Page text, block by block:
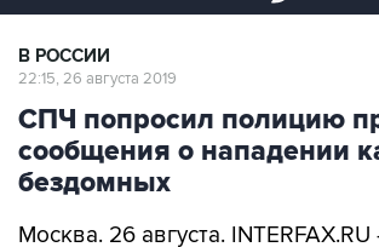
В РОССИИ
22:15, 26 августа 2019
СПЧ попросил полицию
сообщения о нападении
бездомных
Москва. 26 августа.